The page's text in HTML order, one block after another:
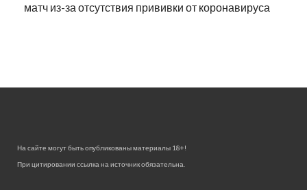
матч из-за отсутствия прививки от коронавируса
На сайте могут быть опубликованы материалы 18+!
При цитировании ссылка на источник обязательна.